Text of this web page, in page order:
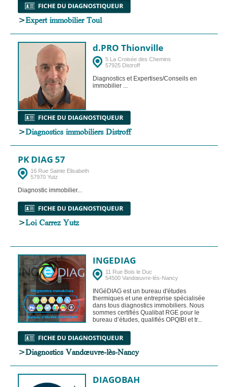
>Expert immobilier Toul
d.PRO Thionville
5 La Croisée des Chemins
57925 Distroff
Diagnostics et Expertises/Conseils en
immobilier ...
>Diagnostics immobiliers Distroff
PK DIAG 57
16 Rue Sainte Elisabeth
57970 Yutz
Diagnostic immobilier...
>Loi Carrez Yutz
INGEDIAG
11 Rue Bois le Duc
54500 Vandœuvre-lès-Nancy
INGéDIAG est un bureau d'études
thermiques et une entreprise spécialisée
dans tous diagnostics immobiliers. Nous
sommes certifiés Qualibat RGE pour le
bureau d’études, qualifiés OPQIBI et tr...
>Diagnostics Vandœuvre-lès-Nancy
DIAGOBAH